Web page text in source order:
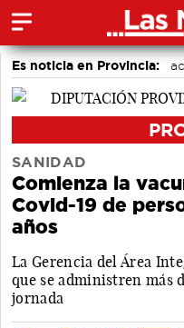
Es noticia en Provincia:
Medio Ambiente
SANIDAD
Comienza la
Covid-19 de
años
La Gerencia del Área
que se administren más
jornada